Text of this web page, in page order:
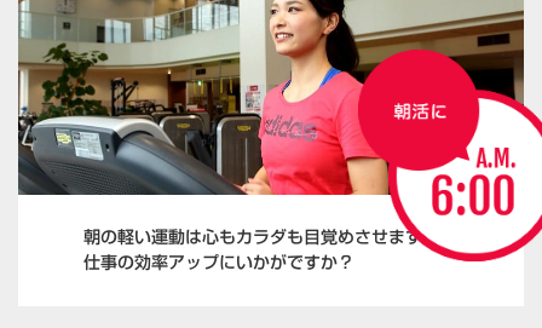
朝の軽い運動は心もカラダも目覚めさせます。
仕事の効率アップにいかがですか？